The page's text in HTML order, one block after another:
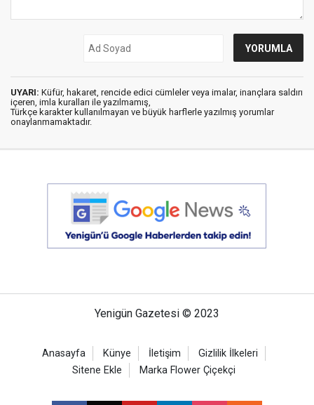
UYARI: Küfür, hakaret, rencide edici cümleler veya imalar, inançlara saldırı
içeren, imla kuralları ile yazılmamış,
Türkçe karakter kullanılmayan ve büyük harflerle yazılmış yorumlar
onaylanmamaktadır.
Yenigün Gazetesi © 2023
Anasayfa Künye İletişim
Gizlilik İlkeleri
Sitene Ekle
Marka Flower Çiçekçi